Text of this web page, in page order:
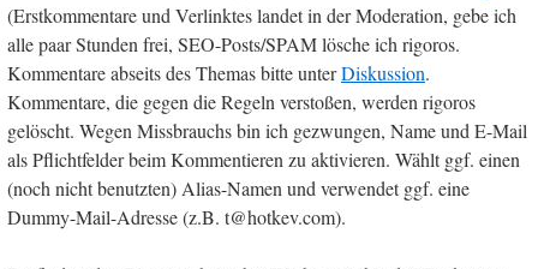
(Erstkommentare und Verlinktes landet in der Moderation, gebe ich
alle paar Stunden frei, SEO-Posts/SPAM lösche ich rigoros.
Kommentare abseits des Themas bitte unterDiskussion.
Kommentare, die gegen die Regeln verstoßen, werden rigoros
gelöscht. Wegen Missbrauchs bin ich gezwungen, Name und E-Mail
als Pflichtfelder beim Kommentieren zu aktivieren. Wählt ggf. einen
(noch nicht benutzten) Alias-Namen und verwendet ggf. eine
Dummy-Mail-Adresse (z.B. t@hotkev.com).